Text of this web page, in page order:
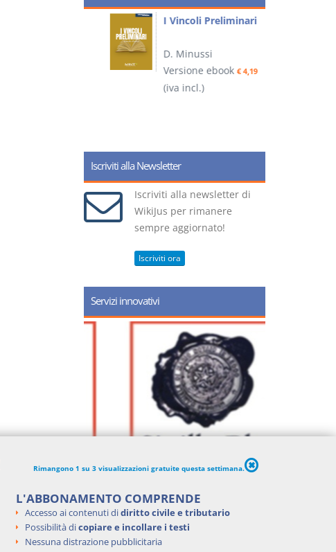
I Vincoli Preliminari
D. Minussi
Versione ebook€ 4,19
(iva incl.)
Iscriviti alla Newsletter
Iscriviti alla newsletter di
WikiJus per rimanere
sempre aggiornato!
Iscriviti ora
Servizi innovativi
Rimangono 1 su 3 visualizzazioni gratuite questa settimana.
L'ABBONAMENTO COMPRENDE
Accesso ai contenuti didiritto civile e tributario
Possibilità dicopiare e incollare i testi
Nessuna distrazione pubblicitaria